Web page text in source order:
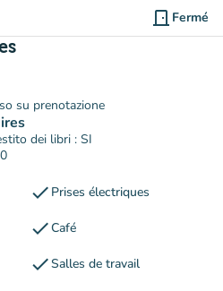
door_front Fermé
su prenotazione
dei libri : SI
check Prises électriques
checkCafé
checkSalles de travail